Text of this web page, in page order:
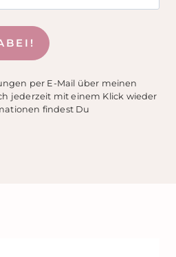
per E-Mail über meinen
jederzeit mit einem Klick wieder
findest Du